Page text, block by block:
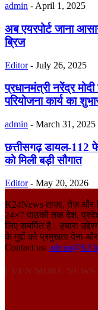
admin - April 1, 2025
अब एयरपोर्ट जाना
ब्रिज
Editor - July 26, 2025
प्रधानमंत्री नरेंद्र
परियोजना कार्य का
admin - March 31, 2025
छत्तीसगढ़ डायल-
को मिली बड़ी सौगात
Editor - May 20, 2026
K24News ताज़ा, तेज़ और
24×7 पाठकों तक देश,
लिए समर्पित है। हमारा
के मुद्दों को प्रमुखता देना
Contact us: